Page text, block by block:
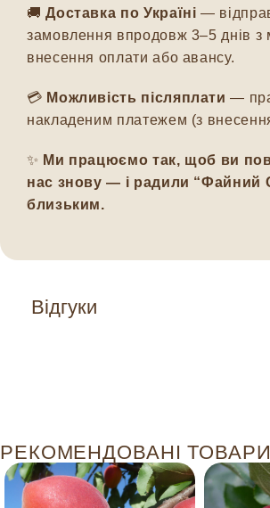
Відгуки
🚚Доставка по Україні —
замовлення впродовж 3–5 днів з
внесення оплати або авансу.
💳 Можливість післяплати —
накладеним платежем (з
✨ Ми працюємо так, щоб ви
нас знову — і радили “Файний
близьким.
РЕКОМЕНДОВАНІ ТОВАРИ